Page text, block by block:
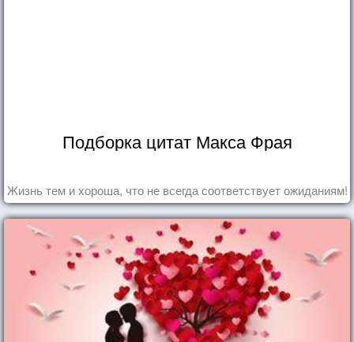
Подборка цитат Макса Фрая
Жизнь тем и хороша, что не всегда соответствует ожиданиям!